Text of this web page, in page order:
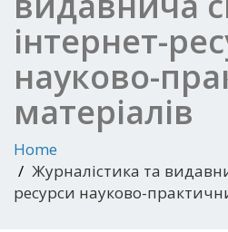
інтернет-
науково-
матеріалів
Home
Журналістика та
ресурси науково-